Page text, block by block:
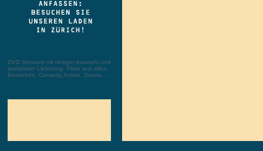
DVD Versand mit riesiger Auswahl und
portofreier Lieferung. Filme aus allen
Bereichen: Comedy, Action, Drama, ...